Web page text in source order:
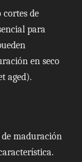
de
para
en seco
aged).
de maduración